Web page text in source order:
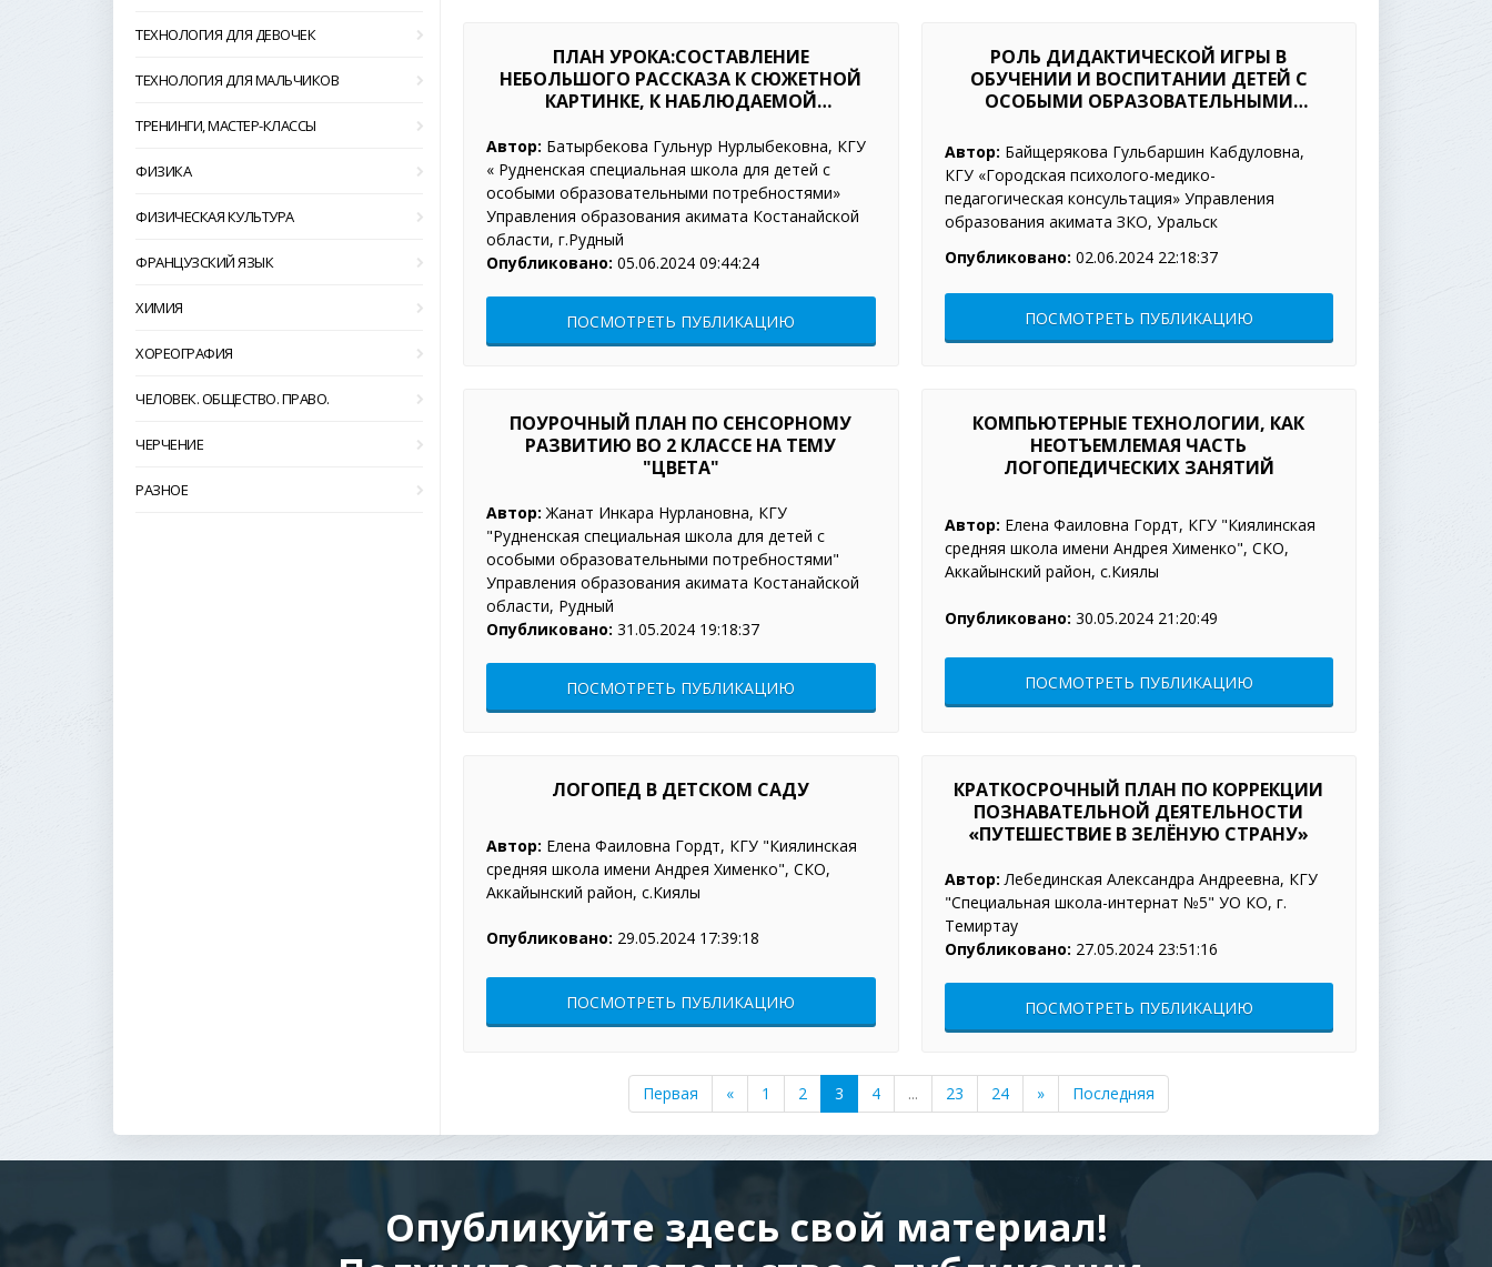
ТЕХНОЛОГИЯ ДЛЯ ДЕВОЧЕК
ТЕХНОЛОГИЯ ДЛЯ МАЛЬЧИКОВ
ТРЕНИНГИ, МАСТЕР-КЛАССЫ
ФИЗИКА
ФИЗИЧЕСКАЯ КУЛЬТУРА
ФРАНЦУЗСКИЙ ЯЗЫК
ХИМИЯ
ХОРЕОГРАФИЯ
ЧЕЛОВЕК. ОБЩЕСТВО. ПРАВО.
ЧЕРЧЕНИЕ
РАЗНОЕ
ПЛАН УРОКА:СОСТАВЛЕНИЕ
НЕБОЛЬШОГО РАССКАЗА К СЮЖЕТНОЙ
КАРТИНКЕ, К НАБЛЮДАЕМОЙ
Автор: Батырбекова Гульнур Нурлыбековна, КГУ
« Рудненская специальная школа для детей с
особыми образовательными потребностями»
Управления образования акимата Костанайской
области, г.Рудный
Опубликовано: 05.06.2024 09:44:24
ПОСМОТРЕТЬ ПУБЛИКАЦИЮ
РОЛЬ ДИДАКТИЧЕСКОЙ ИГРЫ В
ОБУЧЕНИИ И ВОСПИТАНИИ ДЕТЕЙ С
ОСОБЫМИ ОБРАЗОВАТЕЛЬНЫМИ
Автор: Байщерякова Гульбаршин Кабдуловна,
КГУ «Городская психолого-медико-
педагогическая консультация» Управления
образования акимата ЗКО, Уральск
Опубликовано: 02.06.2024 22:18:37
ПОСМОТРЕТЬ ПУБЛИКАЦИЮ
ПОУРОЧНЫЙ ПЛАН ПО СЕНСОРНОМУ
РАЗВИТИЮ ВО 2 КЛАССЕ НА ТЕМУ
"ЦВЕТА"
Автор: Жанат Инкара Нурлановна, КГУ
"Рудненская специальная школа для детей с
особыми образовательными потребностями"
Управления образования акимата Костанайской
области, Рудный
Опубликовано: 31.05.2024 19:18:37
ПОСМОТРЕТЬ ПУБЛИКАЦИЮ
КОМПЬЮТЕРНЫЕ ТЕХНОЛОГИИ, КАК
НЕОТЪЕМЛЕМАЯ ЧАСТЬ
ЛОГОПЕДИЧЕСКИХ ЗАНЯТИЙ
Автор: Елена Фаиловна Гордт, КГУ "Киялинская
средняя школа имени Андрея Хименко", СКО,
Аккайынский район, с.Киялы
Опубликовано: 30.05.2024 21:20:49
ПОСМОТРЕТЬ ПУБЛИКАЦИЮ
ЛОГОПЕД В ДЕТСКОМ САДУ
Автор: Елена Фаиловна Гордт, КГУ "Киялинская
средняя школа имени Андрея Хименко", СКО,
Аккайынский район, с.Киялы
Опубликовано: 29.05.2024 17:39:18
ПОСМОТРЕТЬ ПУБЛИКАЦИЮ
КРАТКОСРОЧНЫЙ ПЛАН ПО КОРРЕКЦИИ
ПОЗНАВАТЕЛЬНОЙ ДЕЯТЕЛЬНОСТИ
«ПУТЕШЕСТВИЕ В ЗЕЛЁНУЮ СТРАНУ»
Автор: Лебединская Александра Андреевна, КГУ
"Специальная школа-интернат №5" УО КО, г.
Темиртау
Опубликовано: 27.05.2024 23:51:16
ПОСМОТРЕТЬ ПУБЛИКАЦИЮ
Первая « 1 2 3 4 ... 23 24 » Последняя
Опубликуйте здесь свой материал!